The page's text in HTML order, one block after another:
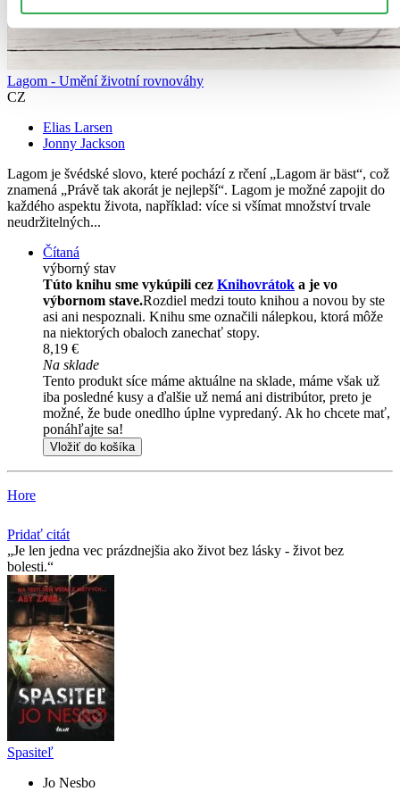
Lagom - Umění životní rovnováhy
CZ
Elias Larsen
Jonny Jackson
Lagom je švédské slovo, které pochází z rčení „Lagom är bäst“, což
znamená „Právě tak akorát je nejlepší“. Lagom je možné zapojit do
každého aspektu života, například: více si všímat množství trvale
neudržitelných...
Čítaná
výborný stav
Túto knihu sme vykúpili cez Knihovrátok a je vo
výbornom stave.Rozdiel medzi touto knihou a novou by ste
asi ani nespoznali. Knihu sme označili nálepkou, ktorá môže
na niektorých obaloch zanechať stopy.
8,19 €
Na sklade
Tento produkt síce máme aktuálne na sklade, máme však už
iba posledné kusy a ďalšie už nemá ani distribútor, preto je
možné, že bude onedlho úplne vypredaný. Ak ho chcete mať,
ponáhľajte sa!
Vložiť do košíka
Hore
Pridať citát
Je len jedna vec prázdnejšia ako život bez lásky - život bez
bolesti.
Spasiteľ
Jo Nesbo